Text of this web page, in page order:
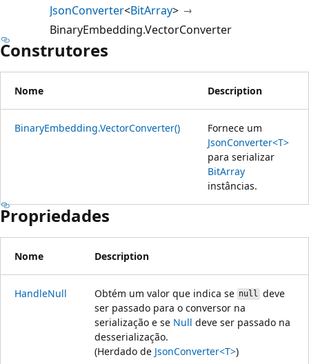
JsonConverter<BitArray>
BinaryEmbedding.VectorConverter
Construtores
Nome Description
BinaryEmbedding.VectorConverter()
Fornece um
JsonConverter<T>
para serializar
BitArray
instâncias.
Propriedades
Nome Description
HandleNull Obtém um valor que indica se null deve
ser passado para o conversor na
serialização e se Null deve ser passado na
desserialização.
(Herdado de JsonConverter<T>)